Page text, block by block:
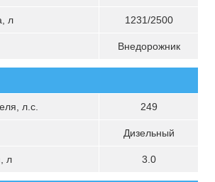
л 1231/2500
Внедорожник
л.с. 249
Дизельный
л 3.0